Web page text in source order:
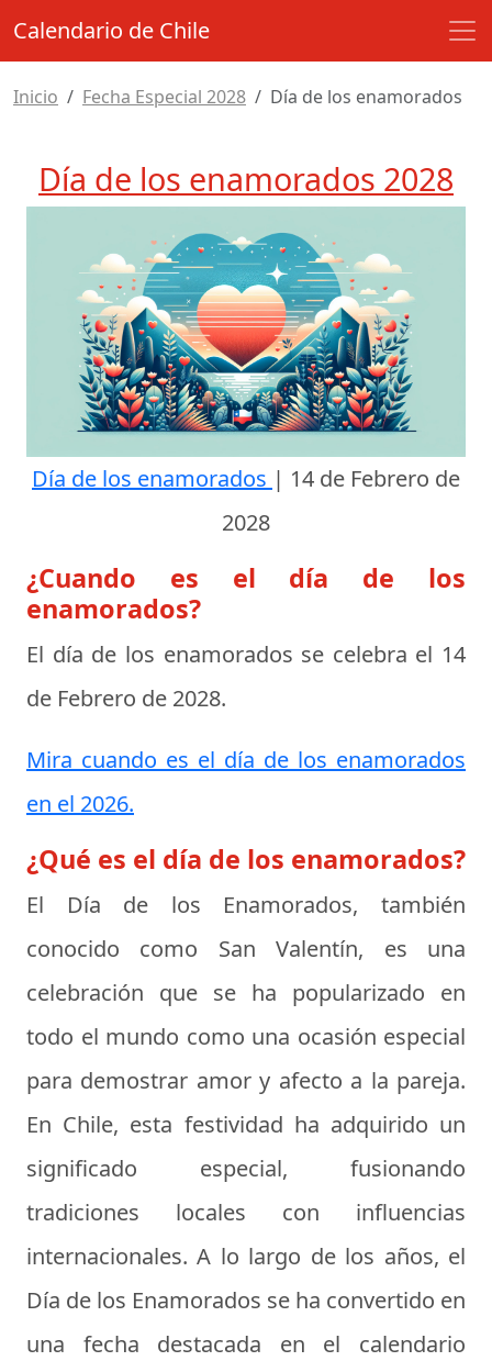
Calendario de Chile
Inicio Fecha Especial 2028 Día de los enamorados
Día de los enamorados 2028
Día de los enamorados | 14 de Febrero de
2028
¿Cuando es el día de los
enamorados?
El día de los enamorados se celebra el 14
de Febrero de 2028.
Mira cuando es el día de los enamorados
en el 2026.
¿Qué es el día de los enamorados?
El Día de los Enamorados, también
conocido como San Valentín, es una
celebración que se ha popularizado en
todo el mundo como una ocasión especial
para demostrar amor y afecto a la pareja.
En Chile, esta festividad ha adquirido un
significado especial, fusionando
tradiciones locales con influencias
internacionales. A lo largo de los años, el
Día de los Enamorados se ha convertido en
una fecha destacada en el calendario